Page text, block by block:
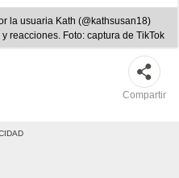
la usuaria Kath (@kathsusan18)
reacciones. Foto: captura de TikTok
Compartir